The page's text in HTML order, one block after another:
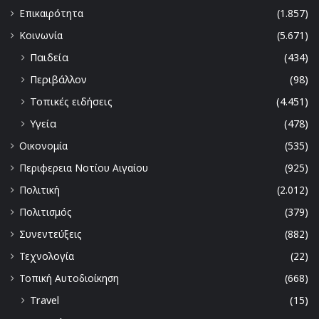
Επικαιρότητα
(1.857)
Κοινωνία
(5.671)
Παιδεία
(434)
Περιβάλλον
(98)
Τοπικές ειδήσεις
(4.451)
Υγεία
(478)
Οικονομία
(535)
Περιφερεια Νοτίου Αιγαίου
(925)
Πολιτική
(2.012)
Πολιτισμός
(379)
Συνεντεύξεις
(882)
Τεχνολογία
(22)
Τοπική Αυτοδιοίκηση
(668)
Travel
(15)